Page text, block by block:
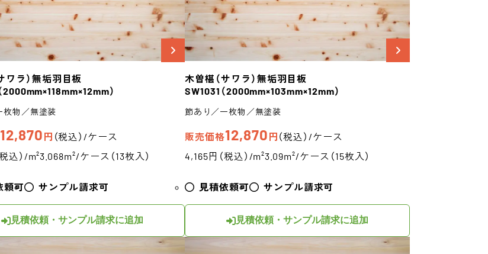
ワラ） 無垢羽目板
2000mm×118mm×12mm）
枚物／無塗装
12,870 円 （税込）/ケース
込）/m²3.068m²/ケース（13枚入）
頼可 サンプル請求可
見積依頼・サンプル請求に追加
木曽椹（サワラ） 無垢羽目板
SW1031 （2000mm×103mm×12mm）
節あり／一枚物／無塗装
販売価格12,870 円 （税込）/ケース
4,165円（税込）/m²3.09m²/ケース（15枚入）
見積依頼可 サンプル請求可
見積依頼・サンプル請求に追加